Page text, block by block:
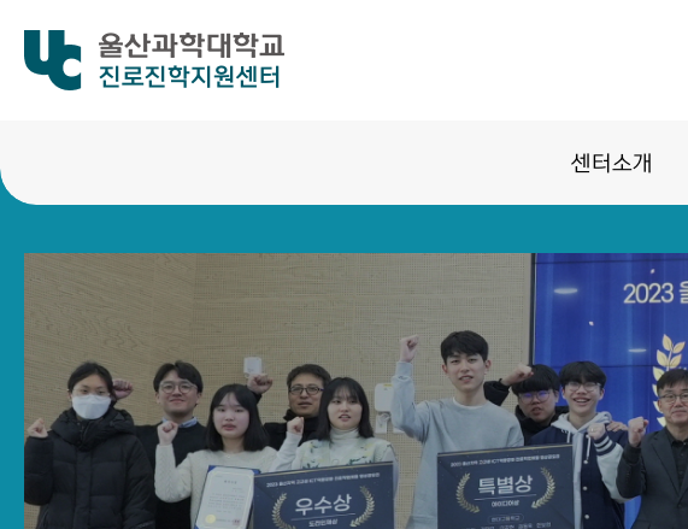
진로진학지원센터
센터소개